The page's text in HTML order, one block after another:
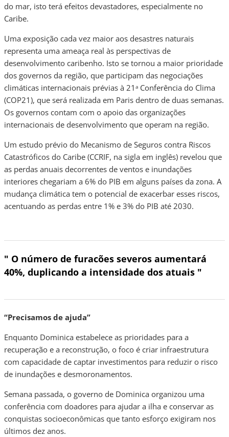
do mar, isto terá efeitos devastadores, especialmente no
Caribe.
Uma exposição cada vez maior aos desastres naturais
representa uma ameaça real às perspectivas de
desenvolvimento caribenho. Isto se tornou a maior prioridade
dos governos da região, que participam das negociações
climáticas internacionais prévias à 21 a Conferência do Clima
(COP21), que será realizada em Paris dentro de duas semanas.
Os governos contam com o apoio das organizações
internacionais de desenvolvimento que operam na região.
Um estudo prévio do Mecanismo de Seguros contra Riscos
Catastróficos do Caribe (CCRIF, na sigla em inglês) revelou que
as perdas anuais decorrentes de ventos e inundações
interiores chegariam a 6% do PIB em alguns países da zona. A
mudança climática tem o potencial de exacerbar esses riscos,
acentuando as perdas entre 1% e 3% do PIB até 2030.
" O número de furacões severos aumentará
40%, duplicando a intensidade dos atuais "
“Precisamos de ajuda”
Enquanto Dominica estabelece as prioridades para a
recuperação e a reconstrução, o foco é criar infraestrutura
com capacidade de captar investimentos para reduzir o risco
de inundações e desmoronamentos.
Semana passada, o governo de Dominica organizou uma
conferência com doadores para ajudar a ilha e conservar as
conquistas socioeconômicas que tanto esforço exigiram nos
últimos dez anos.